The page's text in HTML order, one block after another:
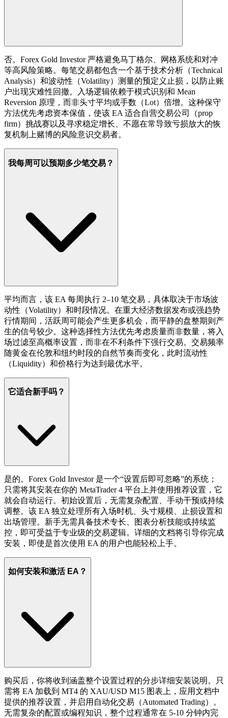
否。Forex Gold Investor 严格避免马丁格尔、网格系统和对冲
等高风险策略。每笔交易都包含一个基于技术分析（Technical
Analysis）和波动性（Volatility）测量的预定义止损，以防止账
户出现灾难性回撤。入场逻辑依赖于模式识别和 Mean
Reversion 原理，而非头寸平均或手数（Lot）倍增。这种保守
方法优先考虑资本保值，使该 EA 适合自营交易公司（prop
firm）挑战赛以及寻求稳定增长、不愿在常导致亏损放大的恢
复机制上赌博的风险意识交易者。
我每周可以预期多少笔交易？
平均而言，该 EA 每周执行 2–10 笔交易，具体取决于市场波
动性（Volatility）和时段情况。在重大经济数据发布或强趋势
行情期间，活跃周可能会产生更多机会，而平静的盘整期则产
生的信号较少。这种选择性方法优先考虑质量而非数量，将入
场过滤至高概率设置，而非在不利条件下强行交易。交易频率
随黄金在伦敦和纽约时段的自然节奏而变化，此时流动性
（Liquidity）和价格行为达到最优水平。
它适合新手吗？
是的。Forex Gold Investor 是一个“设置后即可忽略”的系统；
只需将其安装在你的 MetaTrader 4 平台上并使用推荐设置，它
就会自动运行。初始设置后，无需复杂配置、手动干预或持续
调整。该 EA 独立处理所有入场时机、头寸规模、止损设置和
出场管理。新手无需具备技术专长、图表分析技能或持续监
控，即可受益于专业级的交易逻辑。详细的文档将引导你完成
安装，即使是首次使用 EA 的用户也能轻松上手。
如何安装和激活 EA？
购买后，你将收到涵盖整个设置过程的分步详细安装说明。只
需将 EA 加载到 MT4 的 XAU/USD M15 图表上，应用文档中
提供的推荐设置，并启用自动化交易（Automated Trading）。
无需复杂的配置或编程知识，整个过程通常在 5-10 分钟内完